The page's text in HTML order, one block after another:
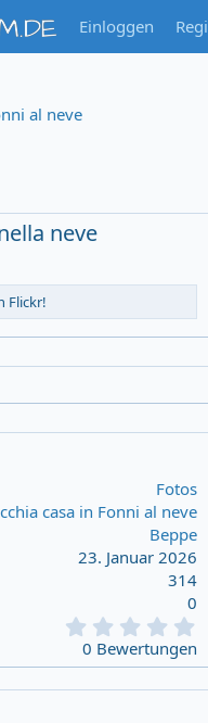
Einloggen
neve
Flickr!
Fotos
casa in Fonni al neve
Beppe
23. Januar 2026
314
0
0
0
0 Bewertungen